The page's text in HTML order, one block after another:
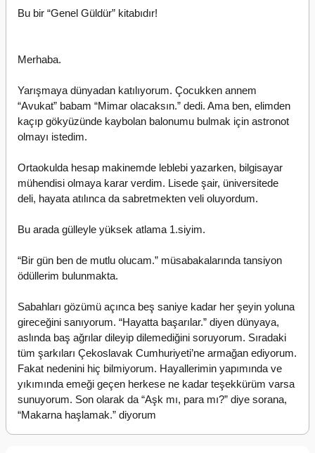
Bu bir “Genel Güldür” kitabıdır!
Merhaba.
Yarışmaya dünyadan katılıyorum. Çocukken annem
“Avukat” babam “Mimar olacaksın.” dedi. Ama ben, elimden
kaçıp gökyüzünde kaybolan balonumu bulmak için astronot
olmayı istedim.
Ortaokulda hesap makinemde leblebi yazarken, bilgisayar
mühendisi olmaya karar verdim. Lisede şair, üniversitede
deli, hayata atılınca da sabretmekten veli oluyordum.
Bu arada gülleyle yüksek atlama 1.siyim.
“Bir gün ben de mutlu olucam.” müsabakalarında tansiyon
ödüllerim bulunmakta.
Sabahları gözümü açınca beş saniye kadar her şeyin yoluna
gireceğini sanıyorum. “Hayatta başarılar.” diyen dünyaya,
aslında baş ağrılar dileyip dilemediğini soruyorum. Sıradaki
tüm şarkıları Çekoslavak Cumhuriyeti’ne armağan ediyorum.
Fakat nedenini hiç bilmiyorum. Hayallerimin yapımında ve
yıkımında emeği geçen herkese ne kadar teşekkürüm varsa
sunuyorum. Son olarak da “Aşk mı, para mı?” diye sorana,
“Makarna haşlamak.” diyorum